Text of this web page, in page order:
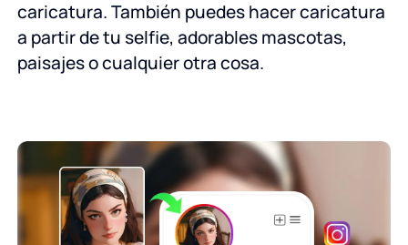
caricatura. También puedes hacer caricatura
a partir de tu selfie, adorables mascotas,
paisajes o cualquier otra cosa.